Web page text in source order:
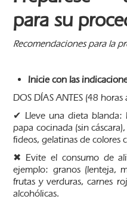
para su
Recomendaciones para la
Inicie con las
DOS DÍAS ANTES (48
✔ Lleve una dieta blanda:
papa cocinada (sin
fideos, gelatinas de colores
✖ Evite el consumo de
ejemplo: granos (lenteja,
frutas y verduras, carnes
alcohólicas.